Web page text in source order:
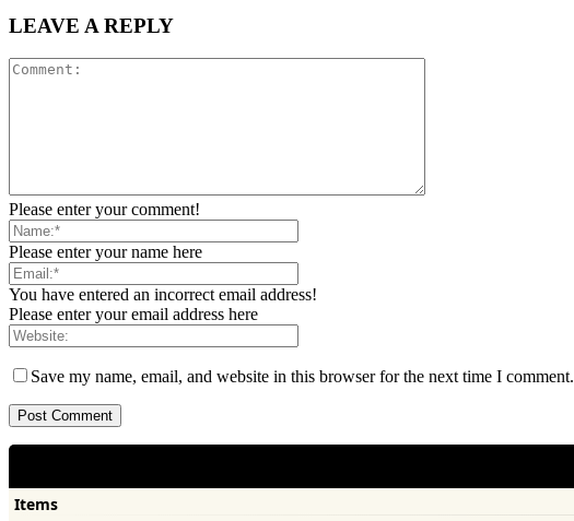
LEAVE A REPLY
Please enter your comment!
Please enter your name here
You have entered an incorrect email address!
Please enter your email address here
Save my name, email, and website in this browser for the next time I comment.